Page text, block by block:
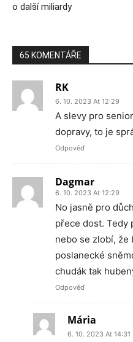
o další miliardy
65 KOMENTÁŘE
RK
6. 10. 2023 At 12:29
A slevy pro
dopravy, to je
Odpověď
Dagmar
6. 10. 2023 At 12:29
No jasně pro
přece dost. Tedy
nebo se zlobí, že
poslanecké
chudák tak
Odpověď
Mária
6. 10. 2023 At 14:31